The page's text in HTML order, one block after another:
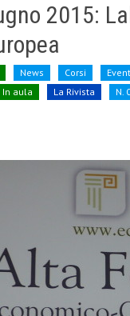
2015:
News Corsi
In aula La Rivista
N.